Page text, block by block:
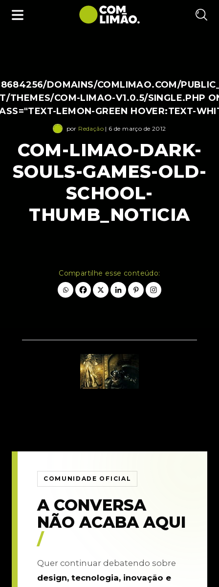
DOMAINS/COMLIMAO.COM/
THEMES/COM-LIMAO-V1.0.5/SINGLE.PHP
LEMON-GREEN HOVER:TEXT-
por Redação | 6 de março de 2012
COM-LIMAO-DARK-
SOULS-GAMES-OLD-
SCHOOL-
THUMB_NOTICIA
Compartilhe esse conteúdo:
COMUNIDADE OFICIAL
A CONVERSA
NÃO ACABA AQUI
/
Quer continuar debatendo sobre
design, tecnologia, inovação e